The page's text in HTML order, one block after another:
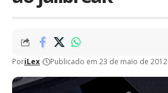
PoriLex Publicado em 23 de maio de 2012